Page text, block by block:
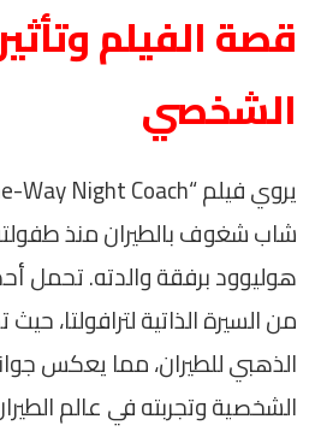
قصة الفيلم
الشخصي
شاب شغوف بالطيران منذ
هوليوود برفقة والدته. تحمل
من السيرة الذاتية لترافولتا،
الذهبي للطيران، مما يعكس
الشخصية وتجربته في عالم